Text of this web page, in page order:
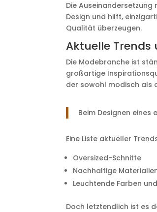
Die
Design und hilft,
Qualität überzeugen.
Aktuelle Trends
Die Modebranche ist
großartige
der sowohl modisch als
Beim Designen eines
Eine Liste aktueller
Oversized-Schnitte
Nachhaltige
Leuchtende Farben
Doch letztendlich ist es